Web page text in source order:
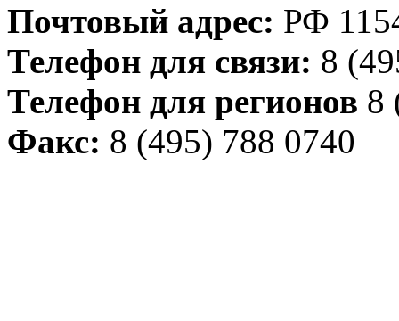
Почтовый адрес: РФ
Телефон для связи: 8
Телефон для регионов 8
Факс: 8 (495) 788 0740